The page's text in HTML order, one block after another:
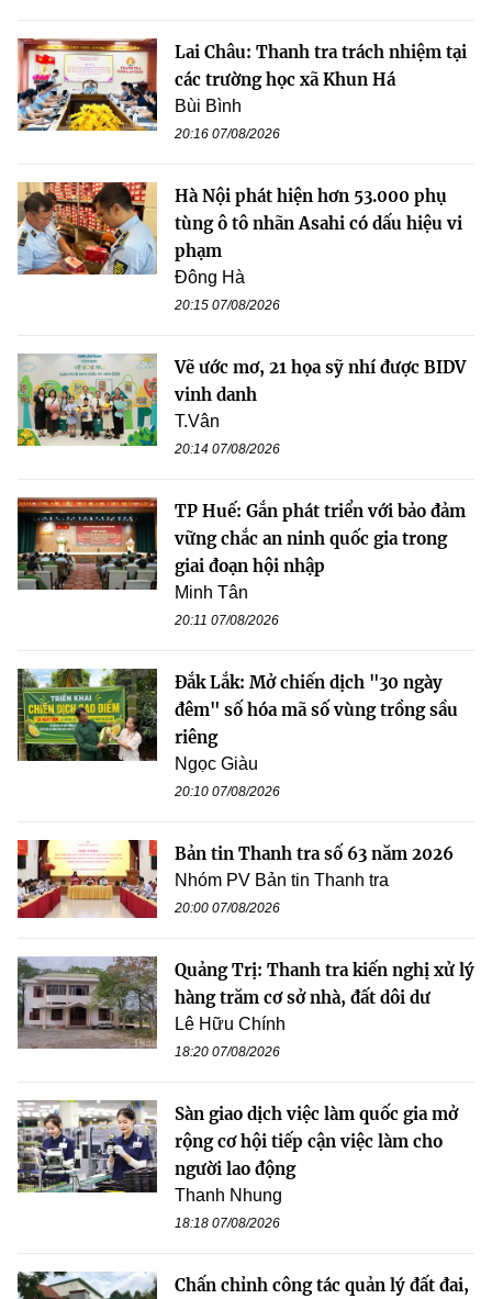
Lai Châu: Thanh tra trách nhiệm tại
các trường học xã Khun Há
Bùi Bình
20:16 07/08/2026
Hà Nội phát hiện hơn 53.000 phụ
tùng ô tô nhãn Asahi có dấu hiệu vi
phạm
Đông Hà
20:15 07/08/2026
Vẽ ước mơ, 21 họa sỹ nhí được BIDV
vinh danh
T.Vân
20:14 07/08/2026
TP Huế: Gắn phát triển với bảo đảm
vững chắc an ninh quốc gia trong
giai đoạn hội nhập
Minh Tân
20:11 07/08/2026
Đắk Lắk: Mở chiến dịch "30 ngày
đêm" số hóa mã số vùng trồng sầu
riêng
Ngọc Giàu
20:10 07/08/2026
Bản tin Thanh tra số 63 năm 2026
Nhóm PV Bản tin Thanh tra
20:00 07/08/2026
Quảng Trị: Thanh tra kiến nghị xử lý
hàng trăm cơ sở nhà, đất dôi dư
Lê Hữu Chính
18:20 07/08/2026
Sàn giao dịch việc làm quốc gia mở
rộng cơ hội tiếp cận việc làm cho
người lao động
Thanh Nhung
18:18 07/08/2026
Chấn chỉnh công tác quản lý đất đai,